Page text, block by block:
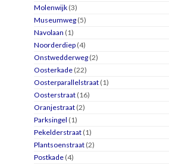
Molenwijk (3)
Museumweg (5)
Navolaan (1)
Noorderdiep (4)
Onstwedderweg (2)
Oosterkade (22)
Oosterparallelstraat (1)
Oosterstraat (16)
Oranjestraat (2)
Parksingel (1)
Pekelderstraat (1)
Plantsoenstraat (2)
Postkade (4)